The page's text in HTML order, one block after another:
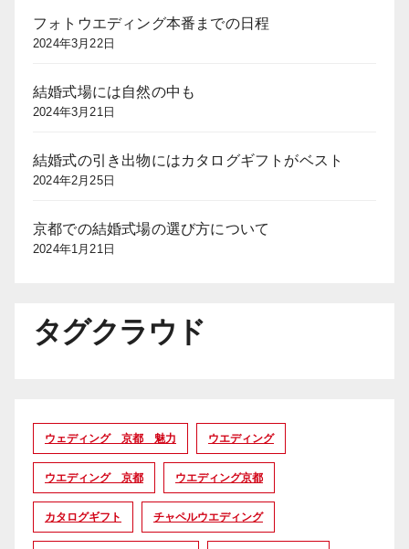
フォトウエディング本番までの日程
2024年3月22日
結婚式場には自然の中も
2024年3月21日
結婚式の引き出物にはカタログギフトがベスト
2024年2月25日
京都での結婚式場の選び方について
2024年1月21日
タグクラウド
ウェディング 京都 魅力 ウエディング
ウエディング 京都 ウエディング京都
カタログギフト チャペルウエディング